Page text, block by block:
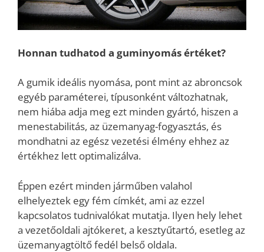
Honnan tudhatod a guminyomás értéket?
A gumik ideális nyomása, pont mint az abroncsok
egyéb paraméterei, típusonként változhatnak,
nem hiába adja meg ezt minden gyártó, hiszen a
menestabilitás, az üzemanyag-fogyasztás, és
mondhatni az egész vezetési élmény ehhez az
értékhez lett optimalizálva.
Éppen ezért minden járműben valahol
elhelyeztek egy fém címkét, ami az ezzel
kapcsolatos tudnivalókat mutatja. Ilyen hely lehet
a vezetőoldali ajtókeret, a kesztyűtartó, esetleg az
üzemanyagtöltő fedél belső oldala.